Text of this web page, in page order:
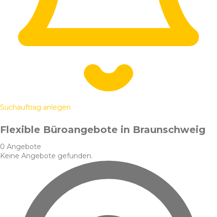
Suchauftrag anlegen
Flexible Büroangebote in Braunschweig
0 Angebote
Keine Angebote gefunden.